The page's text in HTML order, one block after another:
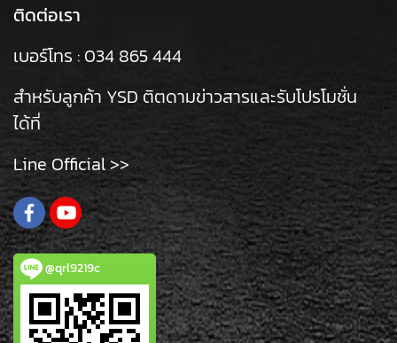
ติดต่อเรา
เบอร์โทร : 034 865 444
สำหรับลูกค้า YSD ติตดามข่าวสารและรับโปรโมชั่น
ได้ที่
Line Official >>
@qrl9219c